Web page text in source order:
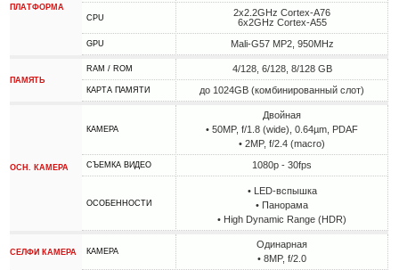
ПЛАТФОРМА
CPU
2x2.2GHz Cortex-A76
6x2GHz Cortex-A55
GPU Mali-G57 MP2, 950MHz
ПАМЯТЬ
RAM / ROM 4/128, 6/128, 8/128 GB
КАРТА ПАМЯТИ до 1024GB (комбинированный слот)
ОСН. КАМЕРА
КАМЕРА
Двойная
• 50MP, f/1.8 (wide), 0.64µm, PDAF
• 2MP, f/2.4 (macro)
СЪЕМКА ВИДЕО 1080p - 30fps
ОСОБЕННОСТИ
• LED-вспышка
• Панорама
• High Dynamic Range (HDR)
СЕЛФИ КАМЕРА КАМЕРА
Одинарная
• 8MP, f/2.0